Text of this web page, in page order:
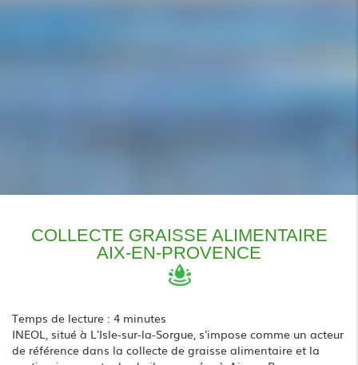
COLLECTE GRAISSE ALIMENTAIRE
AIX-EN-PROVENCE
Temps de lecture : 4 minutes
INEOL, situé à L'Isle-sur-la-Sorgue, s'impose comme un acteur
de référence dans la collecte de graisse alimentaire et la